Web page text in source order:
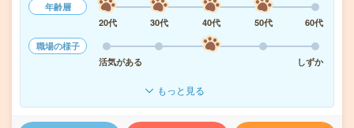
年齢層
20代
30代 40代 50代
60代
職場の様子
活気がある
しずか
もっと見る